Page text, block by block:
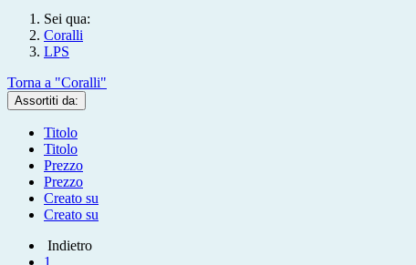
Sei qua:
Coralli
LPS
Torna a "Coralli"
Assortiti da:
Titolo
Titolo
Prezzo
Prezzo
Creato su
Creato su
Indietro
1